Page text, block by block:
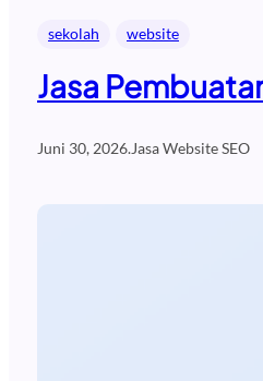
sekolah website
Jasa
Juni 30, 2026.Jasa Website SEO